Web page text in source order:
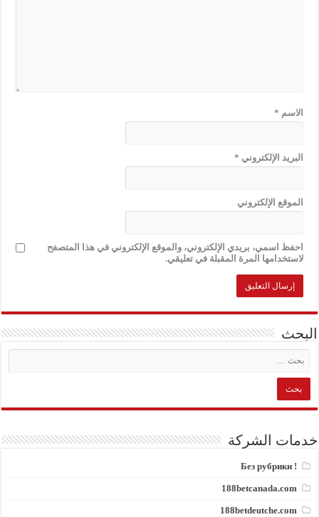
الاسم *
البريد الإلكتروني *
الموقع الإلكتروني
احفظ اسمي، بريدي الإلكتروني، والموقع الإلكتروني في هذا المتصفح
لاستخدامها المرة المقبلة في تعليقي.
البحث
خدمات الشركة
! Без рубрики
188betcanada.com
188betdeutche.com